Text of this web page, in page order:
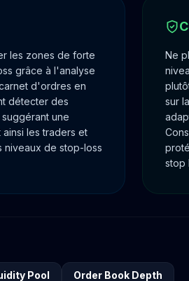
les zones de forte
grâce à l'analyse
d'ordres en
détecter des
une
les traders et
niveaux de stop-loss
Ne
sur
stop
Pool Order Book Depth